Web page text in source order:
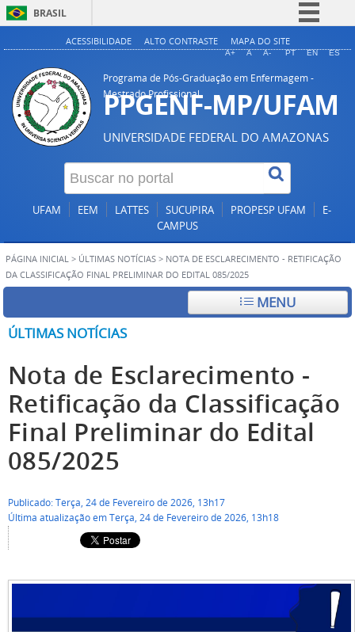
BRASIL
Simplifique!
Acesso à informação
Legislação
Canais
ACESSIBILIDADE ALTO CONTRASTE MAPA DO SITE
A+ A A- PT EN ES
Programa de Pós-Graduação em Enfermagem -
Mestrado Profissional
PPGENF-MP/UFAM
UNIVERSIDADE FEDERAL DO AMAZONAS
UFAM EEM LATTES SUCUPIRA PROPESP UFAM
E-
CAMPUS
PÁGINA INICIAL > ÚLTIMAS NOTÍCIAS > NOTA DE ESCLARECIMENTO - RETIFICAÇÃO
DA CLASSIFICAÇÃO FINAL PRELIMINAR DO EDITAL 085/2025
MENU
ÚLTIMAS NOTÍCIAS
Nota de Esclarecimento -
Retificação da Classificação
Final Preliminar do Edital
085/2025
Publicado: Terça, 24 de Fevereiro de 2026, 13h17
Última atualização em Terça, 24 de Fevereiro de 2026, 13h18